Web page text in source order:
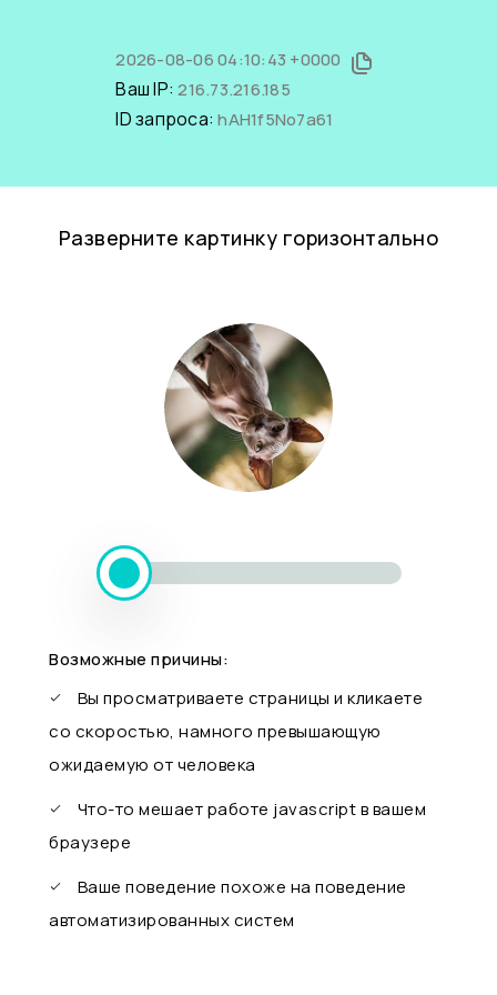
2026-08-06 04:10:43 +0000
Ваш IP:216.73.216.185
ID запроса:hAH1f5No7a61
Разверните картинку горизонтально
Возможные причины:
Вы просматриваете страницы и кликаете
со скоростью, намного превышающую
ожидаемую от человека
Что-то мешает работе javascript в вашем
браузере
Ваше поведение похоже на поведение
автоматизированных систем